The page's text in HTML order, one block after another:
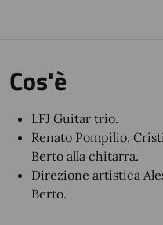
Cos'è
LFJ Guitar trio.
Renato Pompilio,
Berto alla chitarra.
Direzione artistica
Berto.